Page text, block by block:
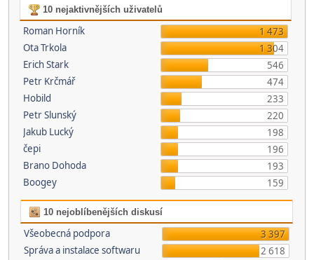
10 nejaktivnějších uživatelů
Roman Horník
1 473
Ota Trkola
1 304
Erich Stark
546
Petr Krčmář
474
Hobild
233
Petr Slunský
220
Jakub Lucký
198
čepi
196
Brano Dohoda
193
Boogey
159
10 nejoblíbenějších diskusí
Všeobecná podpora
3 397
Správa a instalace softwaru
2 618